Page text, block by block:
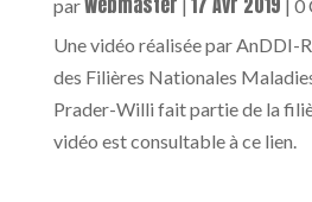
par |
| 0
Une vidéo réalisée par AnDDI-
des Filières Nationales
Prader-Willi fait partie de la
vidéo est consultable à ce lien.